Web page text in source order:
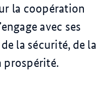
la coopération
avec ses
la sécurité, de la
prospérité.